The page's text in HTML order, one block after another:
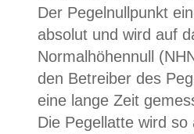
Der Pegelnullpunkt
absolut und wird auf
Normalhöhennull
den Betreiber des
eine lange Zeit
Die Pegellatte wird